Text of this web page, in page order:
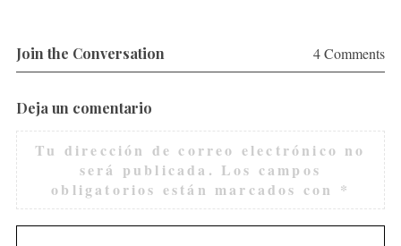
Join the Conversation 4 Comments
Deja un comentario
Tu dirección de correo electrónico no
será publicada. Los campos
obligatorios están marcados con *